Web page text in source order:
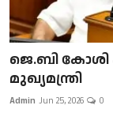
ജെ.ബി കോശി
മുഖ്യമന്ത്രി
Admin Jun 25, 2026 0